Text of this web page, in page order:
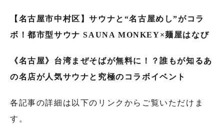
【名古屋市中村区】サウナと“名古屋めし”がコラ
ボ！都市型サウナ SAUNA MONKEY×麺屋はなび
《名古屋》台湾まぜそばが無料に！？誰もが知るあ
の名店が人気サウナと究極のコラボイベント
各記事の詳細は以下のリンクからご覧いただけま
す。